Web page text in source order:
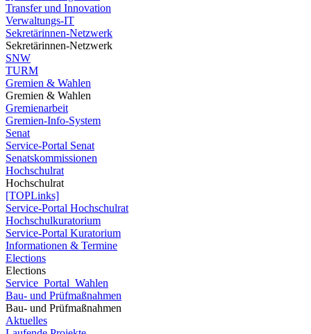
Transfer und Innovation
Verwaltungs-IT
Sekretärinnen-Netzwerk
Sekretärinnen-Netzwerk
SNW
TURM
Gremien & Wahlen
Gremien & Wahlen
Gremienarbeit
Gremien-Info-System
Senat
Service-Portal Senat
Senatskommissionen
Hochschulrat
Hochschulrat
[TOPLinks]
Service-Portal Hochschulrat
Hochschulkuratorium
Service-Portal Kuratorium
Informationen & Termine
Elections
Elections
Service_Portal_Wahlen
Bau- und Prüfmaßnahmen
Bau- und Prüfmaßnahmen
Aktuelles